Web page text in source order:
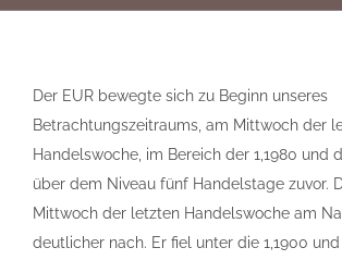
Der EUR bewegte sich zu Beginn unseres
Betrachtungszeitraums, am Mittwoch der
Handelswoche, im Bereich der 1,1980 und
über dem Niveau fünf Handelstage zuvor.
Mittwoch der letzten Handelswoche am
deutlicher nach. Er fiel unter die 1,1900